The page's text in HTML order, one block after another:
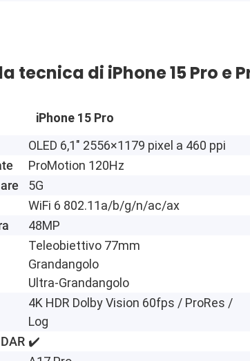
tecnica di iPhone 15 Pro e
iPhone 15 Pro
OLED 6,1″ 2556×1179 pixel a 460 ppi
ProMotion 120Hz
5G
WiFi 6 802.11a/b/g/n/ac/ax
48MP
Teleobiettivo 77mm
Grandangolo
Ultra-Grandangolo
4K HDR Dolby Vision 60fps / ProRes /
Log
✔️